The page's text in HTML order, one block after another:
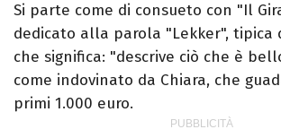
Si parte come di consueto con "Il
dedicato alla parola "Lekker", tipica
che significa: "descrive ciò che è
come indovinato da Chiara, che
primi 1.000 euro.